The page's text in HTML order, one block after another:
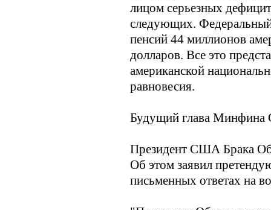
лицом серьезных
следующих.
пенсий 44 миллионов
долларов. Все это
американской
равновесия.
Будущий глава Минфина
Президент США Брака
Об этом заявил
письменных ответах на